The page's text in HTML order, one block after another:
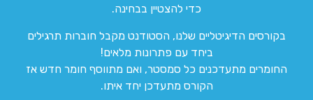
כדי להצטיין בבחינה.
בקורסים הדיגיטליים שלנו, הסטודנט מקבל חוברות תרגילים
ביחד עם פתרונות מלאים!
החומרים מתעדכנים כל סמסטר, ואם מתווסף חומר חדש אז
הקורס מתעדכן יחד איתו.